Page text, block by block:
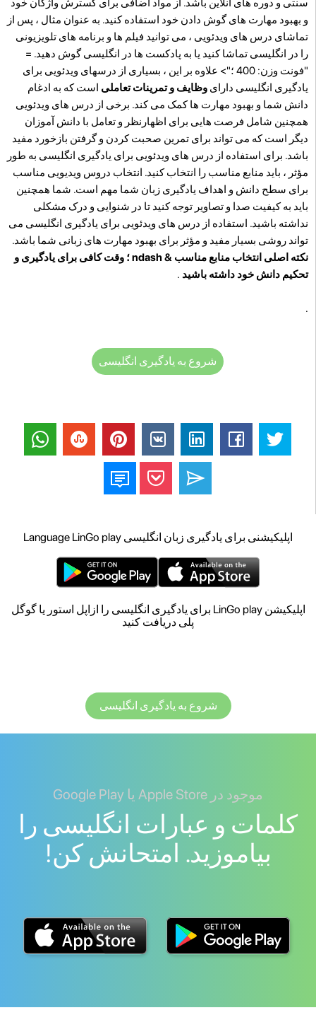
و بهبود مهارت های گوش دادن خود استفاده کنید. به عنوان مثال ، پس از
تماشای درس های ویدئویی ، می توانید فیلم ها و برنامه های تلویزیونی
را در انگلیسی تماشا کنید یا به پادکست ها در انگلیسی گوش دهید. =
"فونت وزن: 400 ؛"> علاوه بر این ، بسیاری از درسهای ویدئویی برای
یادگیری انگلیسی دارای وظایف و تمرینات تعاملی است که به ادغام
دانش شما و بهبود مهارت ها کمک می کند. برخی از درس های ویدئویی
همچنین شامل فرصت هایی برای اظهارنظر و تعامل با دانش آموزان
دیگر است که می تواند برای تمرین صحبت کردن و گرفتن بازخورد مفید
باشد. برای استفاده از درس های ویدئویی برای یادگیری انگلیسی به طور
مؤثر ، باید منابع مناسب را انتخاب کنید. انتخاب دروس ویدیویی مناسب
برای سطح دانش و اهداف یادگیری زبان شما مهم است. شما همچنین
باید به کیفیت صدا و تصاویر توجه کنید تا در شنوایی و درک مشکلی
نداشته باشید. استفاده از درس های ویدئویی برای یادگیری انگلیسی می
تواند روشی بسیار مفید و مؤثر برای بهبود مهارت های زبانی شما باشد.
نکته اصلی انتخاب منابع مناسب & ndash ؛ وقت کافی برای یادگیری و
تحکیم دانش خود داشته باشید .
.
شروع به یادگیری انگلیسی
اپلیکیشنی برای یادگیری زبان انگلیسی Language LinGo play
اپلیکیشن LinGo play برای یادگیری انگلیسی را ازاپل استور یا گوگل
پلی دریافت کنید
شروع به یادگیری انگلیسی
موجود در Apple Store یا Google Play
کلمات و عبارات انگلیسی را
بیاموزید. امتحانش کن!